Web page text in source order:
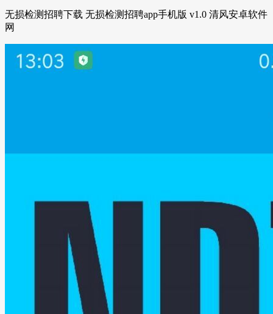
无损检测招聘下载 无损检测招聘app手机版 v1.0 清风安卓软件
网